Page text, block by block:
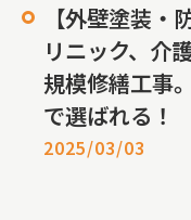
【外壁塗装
リニック、介
規模修繕工事
で選ばれる！
2025/03/03